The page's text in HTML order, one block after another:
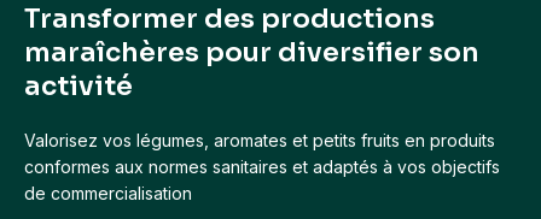
Transformer des productions
maraîchères pour diversifier son
activité
Valorisez vos légumes, aromates et petits fruits en produits
conformes aux normes sanitaires et adaptés à vos objectifs
de commercialisation